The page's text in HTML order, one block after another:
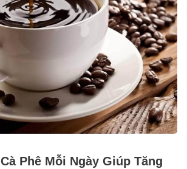
Phê Mỗi Ngày Giúp Tăng